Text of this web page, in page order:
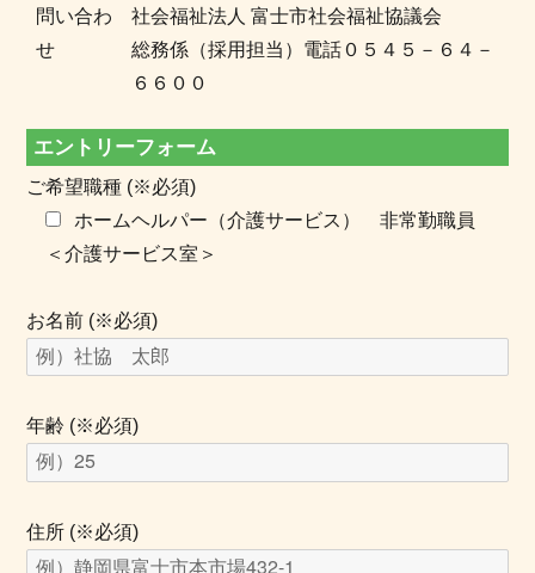
問い合わ
せ
社会福祉法人 富士市社会福祉協議会
総務係（採用担当）電話０５４５－６４－
６６００
エントリーフォーム
ご希望職種 (※必須)
ホームヘルパー（介護サービス） 非常勤職員
＜介護サービス室＞
お名前 (※必須)
年齢 (※必須)
住所 (※必須)